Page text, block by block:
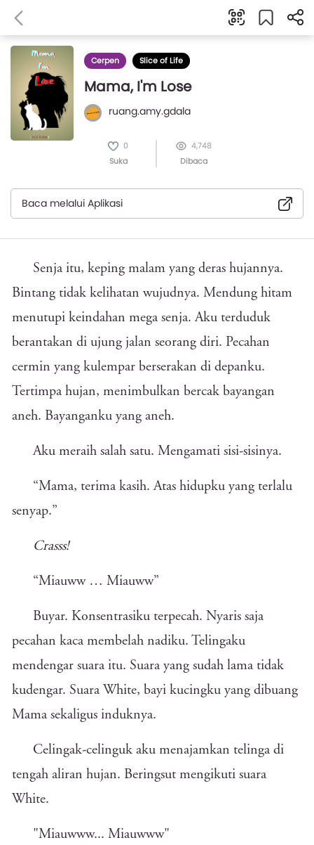
Cerpen Slice of Life
Mama, I'm Lose
ruang.amy.gdala
0
Suka
4,748
Dibaca
Baca melalui Aplikasi
Senja itu, keping malam yang deras hujannya.
Bintang tidak kelihatan wujudnya. Mendung hitam
menutupi keindahan mega senja. Aku terduduk
berantakan di ujung jalan seorang diri. Pecahan
cermin yang kulempar berserakan di depanku.
Tertimpa hujan, menimbulkan bercak bayangan
aneh. Bayanganku yang aneh.
Aku meraih salah satu. Mengamati sisi-sisinya.
“Mama, terima kasih. Atas hidupku yang terlalu
senyap.”
Crasss!
“Miauww … Miauww”
Buyar. Konsentrasiku terpecah. Nyaris saja
pecahan kaca membelah nadiku. Telingaku
mendengar suara itu. Suara yang sudah lama tidak
kudengar. Suara White, bayi kucingku yang dibuang
Mama sekaligus induknya.
Celingak-celinguk aku menajamkan telinga di
tengah aliran hujan. Beringsut mengikuti suara
White.
"Miauwww... Miauwww"